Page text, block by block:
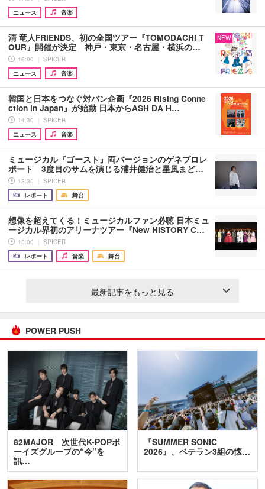
ニュース
音楽
清 竜人FRIENDS、初の全国ツアー『TOMODACHI T
OUR』開催が決定 神戸・東京・名古屋・横浜の…
16:00 ｜ SPICER
ニュース
音楽
NEW
韓国と日本をつなぐ対バン企画『2026 Rising Conne
ction in Japan』が始動 日本からASH DA H…
14:30 ｜ SPICER
ニュース
音楽
ミュージカル『ゴースト』両バージョンのゲネプロレ
ポート 3度目のサムを演じる浦井健治と星風まど…
13:30 ｜ SPICER
レポート
舞台
想像を超えてくる！ミュージカルファン必聴 日本ミュ
ージカル界初のアリーナツアー『New HISTORY C…
13:00 ｜ SPICER
レポート
音楽 舞台
最新記事をもっと見る
POWER PUSH
82MAJOR 次世代K-POPボ
ーイズグループの“今”を
訊…
『SUMMER SONIC
2026』、ベテラン3組の懐…